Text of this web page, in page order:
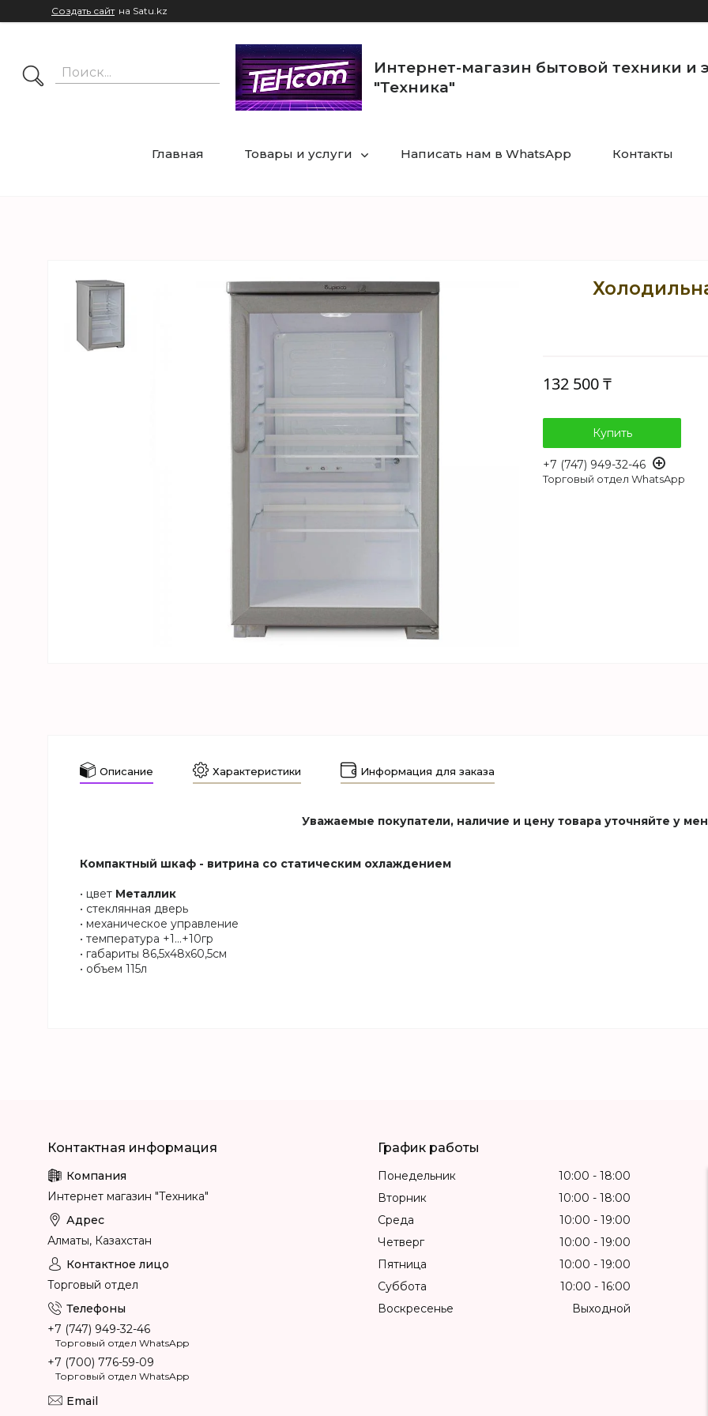
Создать сайт на Satu.kz
Интернет-магазин бытовой техники и
"Техника"
Главная Товары и услуги Написать нам в WhatsApp Контакты
132 500 ₸
Купить
+7 (747) 949-32-46
Торговый отдел WhatsApp
Описание Характеристики Информация для заказа
Уважаемые покупатели, наличие и цену товара уточняйте у
Компактный шкаф - витрина со статическим охлаждением
• цвет Металлик
• стеклянная дверь
• механическое управление
• температура +1…+10гр
• габариты 86,5х48х60,5см
• объем 115л
Интернет магазин "Техника"
Алматы, Казахстан
Торговый отдел
+7 (747) 949-32-46
Торговый отдел WhatsApp
+7 (700) 776-59-09
Торговый отдел WhatsApp
График работы
Понедельник 10:00
18:00
Вторник
10:00
18:00
Среда
10:00
19:00
Четверг
10:00
19:00
Пятница
10:00
19:00
Суббота
10:00
16:00
Воскресенье
Выходной